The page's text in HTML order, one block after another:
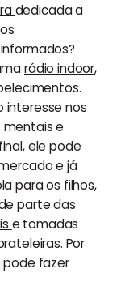
dedicada a
rádio indoor,
interesse nos
mentais e
ele pode
e já
para os filhos,
parte das
e tomadas
Por
pode fazer